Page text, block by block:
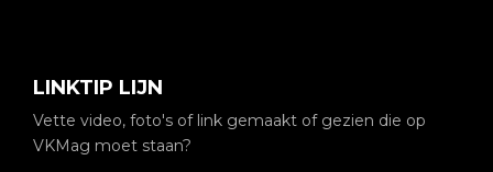
LINKTIP LIJN
Vette video, foto's of link gemaakt of gezien die op
VKMag moet staan?